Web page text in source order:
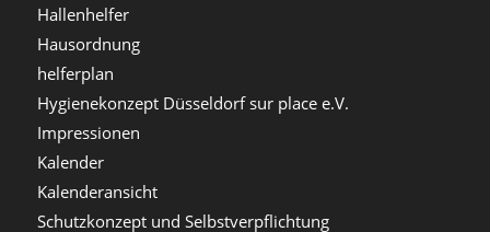
Hallenhelfer
Hausordnung
helferplan
Hygienekonzept Düsseldorf sur place e.V.
Impressionen
Kalender
Kalenderansicht
Schutzkonzept und Selbstverpflichtung